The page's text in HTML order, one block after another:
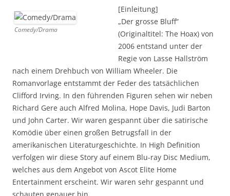
Comedy/Drama
[Einleitung]
„Der grosse Bluff“
(Originaltitel: The Hoax) von
2006 entstand unter der
Regie von Lasse Hallström
nach einem Drehbuch von William Wheeler. Die
Romanvorlage entstammt der Feder des tatsächlichen
Clifford Irving. In den führenden Figuren sehen wir neben
Richard Gere auch Alfred Molina, Hope Davis, Judi Barton
und John Carter. Wir waren gespannt über die satirische
Komödie über einen großen Betrugsfall in der
amerikanischen Literaturgeschichte. In High Definition
verfolgen wir diese Story auf einem Blu-ray Disc Medium,
welches aus dem Angebot von Ascot Elite Home
Entertainment erscheint. Wir waren sehr gespannt und